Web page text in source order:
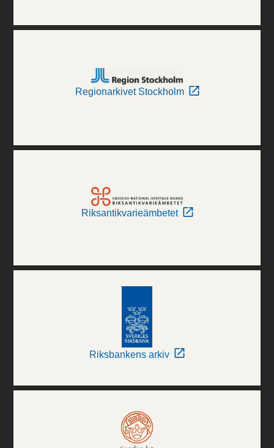
Regionarkivet Stockholm
Riksantikvarieämbetet
Riksbankens arkiv